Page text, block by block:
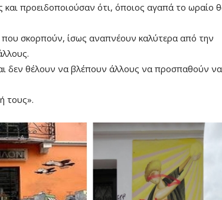
και προειδοποιούσαν ότι, όποιος αγαπά το ωραίο
σκορπούν, ίσως αναπνέουν καλύτερα από την
δεν θέλουν να βλέπουν άλλους να προσπαθούν να
τους».